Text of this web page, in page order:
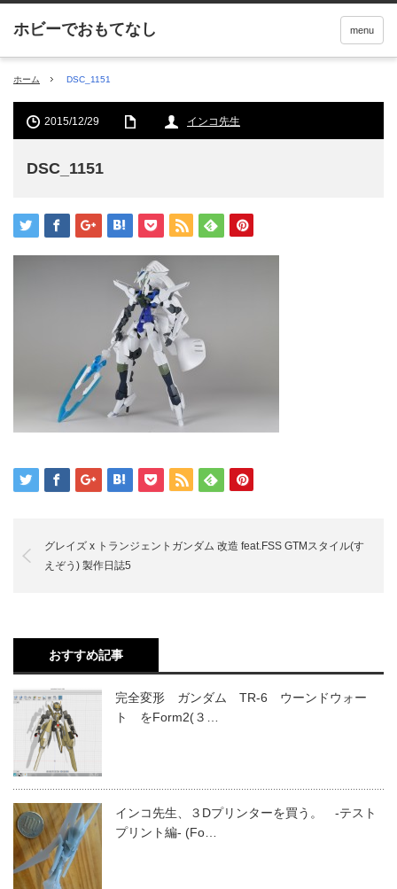
menu
ホーム DSC_1151
2015/12/29 インコ先生
DSC_1151
グレイズ x トランジェントガンダム 改造 feat.FSS GTMスタイル(す
えぞう) 製作日誌5
おすすめ記事
完全変形 ガンダム TR-6 ウーンドウォー
ト をForm2(３…
インコ先生、３Dプリンターを買う。 -テスト
プリント編- (Fo…